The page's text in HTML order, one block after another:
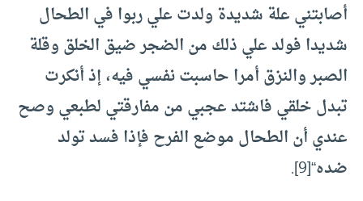
أصابتني علة شديدة ولدت علي ربوا في الطحال
شديدا فولد علي ذلك من الضجر ضيق الخلق وقلة
الصبر والنزق أمرا حاسبت نفسي فيه، إذ أنكرت
تبدل خلقي فاشتد عجبي من مفارقتي لطبعي وصح
عندي أن الطحال موضع الفرح فإذا فسد تولد
ضده“
[9]
.